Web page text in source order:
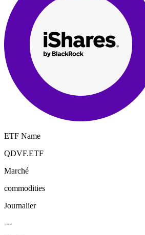
ETF Name
QDVF.ETF
Marché
commodities
Journalier
---